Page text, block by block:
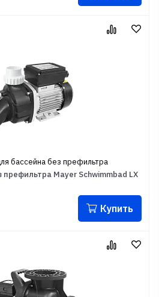
бассейна без префильтра
Mayer Schwimmbad LX
Купить